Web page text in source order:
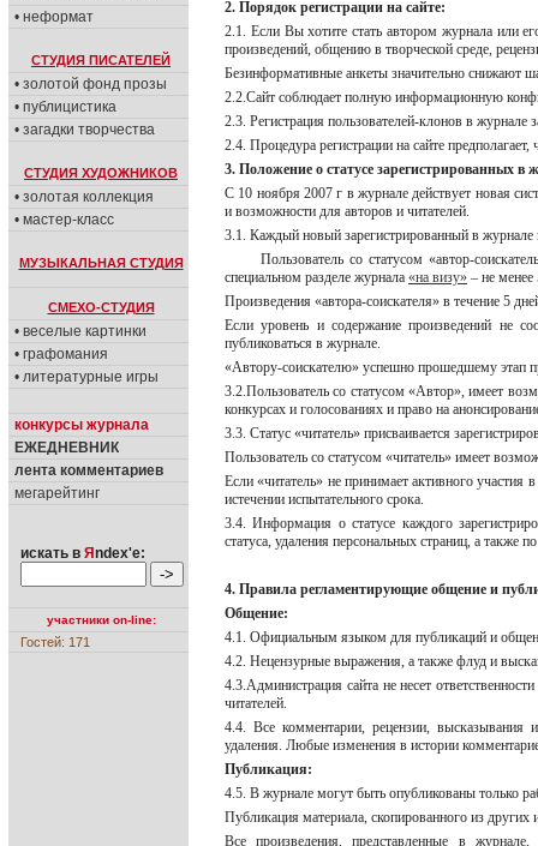
• неформат
СТУДИЯ ПИСАТЕЛЕЙ
• золотой фонд прозы
• публицистика
• загадки творчества
СТУДИЯ ХУДОЖНИКОВ
• золотая коллекция
• мастер-класс
МУЗЫКАЛЬНАЯ СТУДИЯ
СМЕХО-СТУДИЯ
• веселые картинки
• графомания
• литературные игры
конкурсы журнала
ЕЖЕДНЕВНИК
лента комментариев
мегарейтинг
искать в Я ndex'е:
участники on-line:
Гостей: 171
2. Порядок регистрации на сайте:
2.1. Если Вы хотите стать автором журнала или
произведений, общению в творческой среде,
Безинформативные анкеты значительно снижают
2.2.Сайт соблюдает полную информационную
2.3. Регистрация пользователей-клонов в журнале
2.4. Процедура регистрации на сайте
3. Положение о статусе зарегистрированных в
С 10 ноября 2007 г в журнале действует новая
и возможности для авторов и читателей.
3.1. Каждый новый зарегистрированный в журнале
Пользователь со статусом «автор-
специальном разделе журнала «на визу» – не менее
Произведения «автора-соискателя» в течение 5
Если уровень и содержание произведений не
публиковаться в журнале.
«Автору-соискателю» успешно прошедшему этап
3.2.Пользователь со статусом «Автор», имеет
конкурсах и голосованиях и право на
3.3. Статус «читатель» присваивается
Пользователь со статусом «читатель» имеет
Если «читатель» не принимает активного
истечении испытательного срока.
3.4. Информация о статусе каждого
статуса, удаления персональных страниц, а
4. Правила регламентирующие общение и
Общение:
4.1. Официальным языком для публикаций и
4.2. Нецензурные выражения, а также флуд и
4.3.Администрация сайта не несет
читателей.
4.4. Все комментарии, рецензии, высказывания
удаления. Любые изменения в истории
Публикация:
4.5. В журнале могут быть опубликованы только
Публикация материала, скопированного из других
Все произведения, представленные в